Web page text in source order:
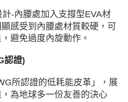
-內腰處加入支撐型EVA材
感受到內腰處材質較硬，可
避免過度內旋動作。
認證)
所認證的低耗能皮革」，展
為地球多一份友善的決心